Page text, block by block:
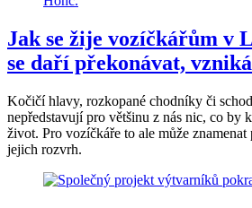
Jak se žije vozíčkářům v
se daří překonávat,
Kočičí hlavy, rozkopané chodníky či
nepředstavují pro většinu z nás nic, co by
život. Pro vozíčkáře to ale může
jejich rozvrh.